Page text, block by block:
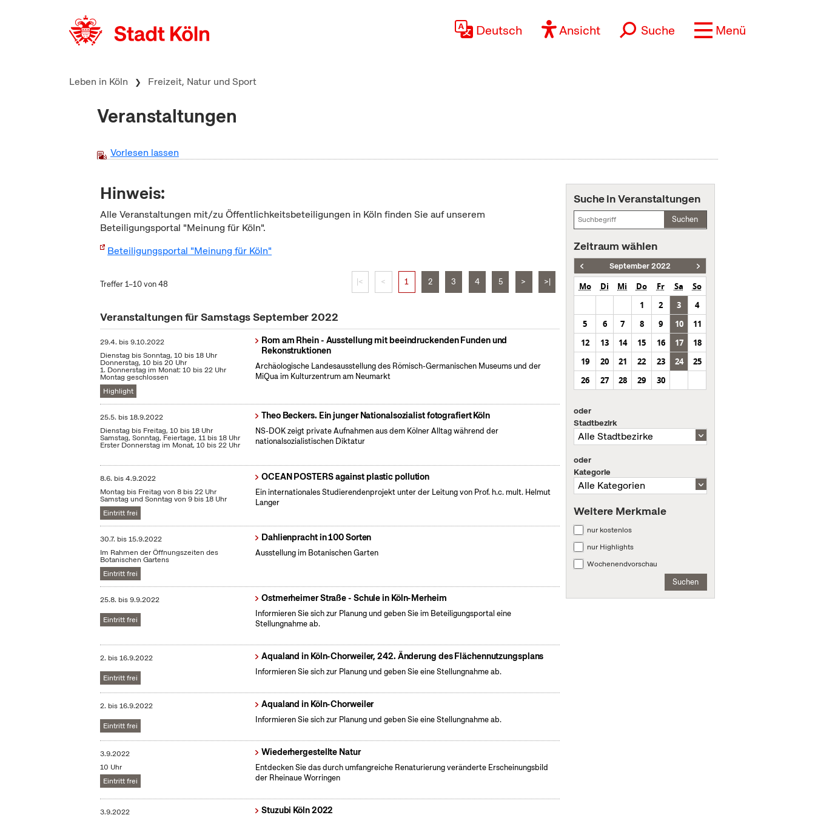
Deutsch Ansicht Suche Menü
Leben in Köln Freizeit, Natur und Sport
Veranstaltungen
Vorlesen lassen
Hinweis:
Alle Veranstaltungen mit/zu Öffentlichkeitsbeteiligungen in Köln finden Sie auf unserem
Beteiligungsportal "Meinung für Köln".
Beteiligungsportal "Meinung für Köln"
Treffer 1–10 von 48 |< < 1 2 3 4 5 > >|
Veranstaltungen für Samstags September 2022
29.4. bis9.10.2022
Dienstag bis Sonntag, 10 bis 18 Uhr
Donnerstag, 10 bis 20 Uhr
1. Donnerstag im Monat: 10 bis 22 Uhr
Montag geschlossen
Highlight
Rom am Rhein - Ausstellung mit beeindruckenden Funden und
Rekonstruktionen
Archäologische Landesausstellung des Römisch-Germanischen Museums und der
MiQua im Kulturzentrum am Neumarkt
25.5. bis18.9.2022
Dienstag bis Freitag, 10 bis 18 Uhr
Samstag, Sonntag, Feiertage, 11 bis 18 Uhr
Erster Donnerstag im Monat, 10 bis 22 Uhr
Theo Beckers. Ein junger Nationalsozialist fotografiert Köln
NS-DOK zeigt private Aufnahmen aus dem Kölner Alltag während der
nationalsozialistischen Diktatur
8.6. bis4.9.2022
Montag bis Freitag von 8 bis 22 Uhr
Samstag und Sonntag von 9 bis 18 Uhr
Eintritt frei
OCEAN POSTERS against plastic pollution
Ein internationales Studierendenprojekt unter der Leitung von Prof. h.c. mult. Helmut
Langer
30.7. bis15.9.2022
Im Rahmen der Öffnungszeiten des
Botanischen Gartens
Eintritt frei
Dahlienpracht in 100 Sorten
Ausstellung im Botanischen Garten
25.8. bis9.9.2022
Eintritt frei
Ostmerheimer Straße - Schule in Köln-Merheim
Informieren Sie sich zur Planung und geben Sie im Beteiligungsportal eine
Stellungnahme ab.
2. bis16.9.2022
Eintritt frei
Aqualand in Köln-Chorweiler, 242. Änderung des Flächennutzungsplans
Informieren Sie sich zur Planung und geben Sie eine Stellungnahme ab.
2. bis16.9.2022
Eintritt frei
Aqualand in Köln-Chorweiler
Informieren Sie sich zur Planung und geben Sie eine Stellungnahme ab.
3.9.2022
10 Uhr
Eintritt frei
Wiederhergestellte Natur
Entdecken Sie das durch umfangreiche Renaturierung veränderte Erscheinungsbild
der Rheinaue Worringen
3.9.2022 Stuzubi Köln 2022
Suche in Veranstaltungen
Suchen
Zeitraum wählen
September 2022
Mo Di Mi Do Fr Sa
So
1
2 3
4
5
6 7 8 9 10
11
12
13 14 15 16 17
18
19
20 21 22 23 24
25
26
27 28 29 30
oder
Stadtbezirk
oder
Kategorie
Weitere Merkmale
nur kostenlos
nur Highlights
Wochenendvorschau
Suchen